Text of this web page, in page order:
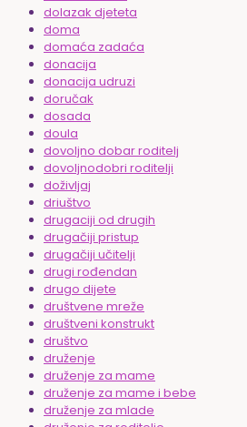
dolazak djeteta
doma
domaća zadaća
donacija
donacija udruzi
doručak
dosada
doula
dovoljno dobar roditelj
dovoljnodobri roditelji
doživljaj
driuštvo
drugaciji od drugih
drugačiji pristup
drugačiji učitelji
drugi rođendan
drugo dijete
društvene mreže
društveni konstrukt
društvo
druženje
druženje za mame
druženje za mame i bebe
druženje za mlade